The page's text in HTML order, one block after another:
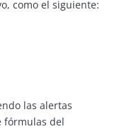
como el siguiente:
las alertas
fórmulas del